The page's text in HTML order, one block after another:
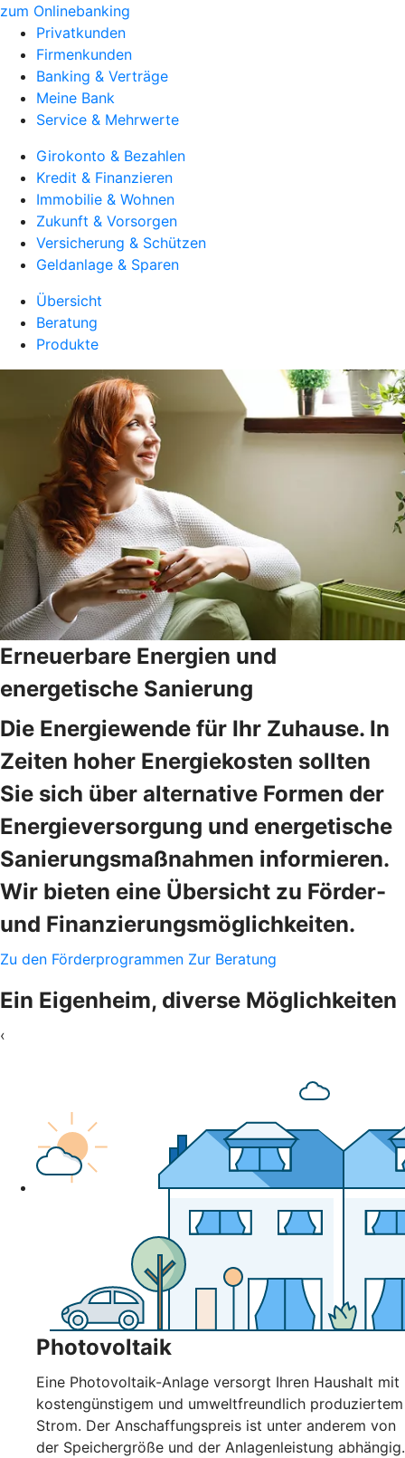
zum Onlinebanking
Privatkunden
Firmenkunden
Banking & Verträge
Meine Bank
Service & Mehrwerte
Girokonto & Bezahlen
Kredit & Finanzieren
Immobilie & Wohnen
Zukunft & Vorsorgen
Versicherung & Schützen
Geldanlage & Sparen
Übersicht
Beratung
Produkte
Erneuerbare Energien und
energetische Sanierung
Die Energiewende für Ihr Zuhause. In
Zeiten hoher Energiekosten sollten
Sie sich über alternative Formen der
Energieversorgung und energetische
Sanierungsmaßnahmen informieren.
Wir bieten eine Übersicht zu Förder-
und Finanzierungsmöglichkeiten.
Zu den Förderprogrammen Zur Beratung
Ein Eigenheim, diverse Möglichkeiten
‹
Photovoltaik
Eine Photovoltaik-Anlage versorgt Ihren Haushalt mit
kostengünstigem und umweltfreundlich produziertem
Strom. Der Anschaffungspreis ist unter anderem von
der Speichergröße und der Anlagenleistung abhängig.